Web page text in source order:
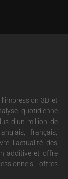
3D et
quotidienne
d’un million de
français,
l’actualité des
additive et offre
offres